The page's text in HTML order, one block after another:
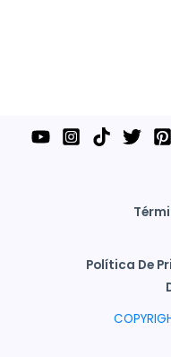
Política De